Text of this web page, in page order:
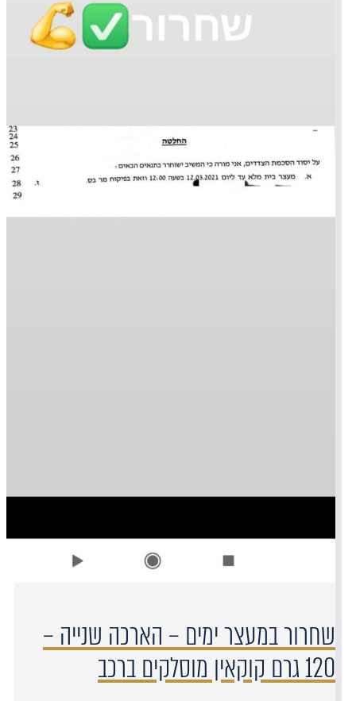
שחרור במעצר ימים – הארכה שנייה –
120 גרם קוקאין מוסלקים ברכב